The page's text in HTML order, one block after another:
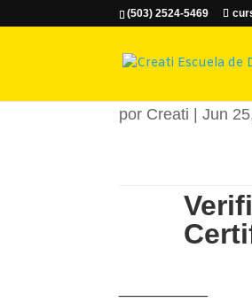
(503) 2524-5469
por Creati |Jun